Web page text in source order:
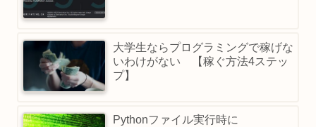
大学生ならプログラミングで稼げな
いわけがない 【稼ぐ方法4ステッ
プ】
Pythonファイル実行時に